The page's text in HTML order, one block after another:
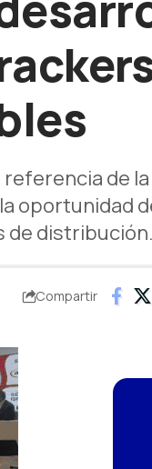
referencia de
oportunidad
de distribución.
Compartir